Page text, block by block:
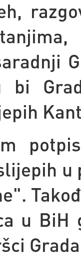
bi
u
u BiH